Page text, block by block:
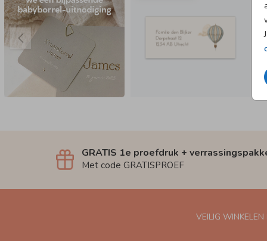
GRATIS 1e proefdruk +
Met code GRATISPROEF
VEILIG WINKELEN